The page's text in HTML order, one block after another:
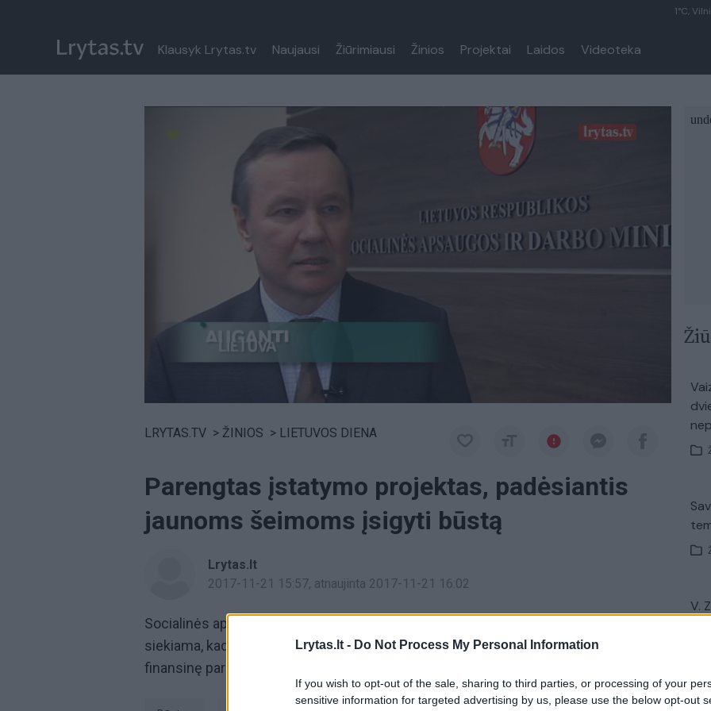
Lrytas.lt - Do Not Process My Personal Information
If you wish to opt-out of the sale, sharing to third parties, or processing of your
sensitive information for targeted advertising by us, please use the below opt-out
1°C,
Klausyk Lrytas.tv Naujausi Žiūrimiausi Žinios Projektai Laidos Videoteka
Paremkite Ukrainą
LRYTAS.TV > ŽINIOS > LIETUVOS DIENA
Parengtas įstatymo projektas, padėsiantis
jaunoms šeimoms įsigyti būstą
Lrytas.lt
2017-11-21 15:57, atnaujinta 2017-11-21 16:02
Socialinės apsaugos ir darbo ministerija parengė naują įstatymo projektą. Juo
siekiama, kad kuo daugiau jaunų šeimų galėtų įsigyti nuosavą būstą suteikiant jiems
finansinę paramą.
V.